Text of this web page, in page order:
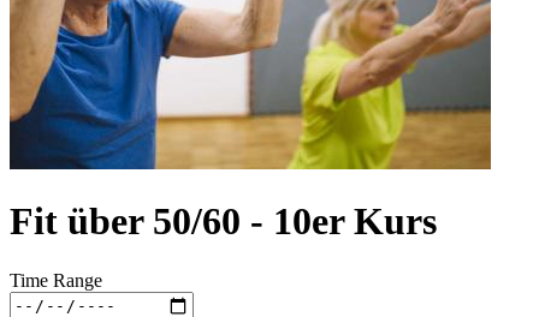
Fit über 50/60 - 10er Kurs
Time Range